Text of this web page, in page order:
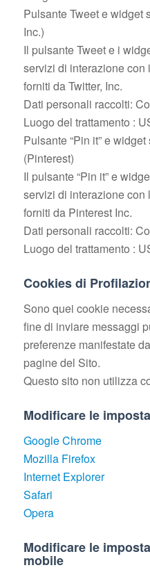
Pulsante Tweet e widget
Inc.)
Il pulsante Tweet e i
servizi di interazione con
forniti da Twitter, Inc.
Dati personali raccolti:
Luogo del trattamento :
Pulsante “Pin it” e
(Pinterest)
Il pulsante “Pin it” e
servizi di interazione con
forniti da Pinterest Inc.
Dati personali raccolti:
Luogo del trattamento :
Cookies di
Sono quei cookie
fine di inviare messaggi
preferenze manifestate
pagine del Sito.
Questo sito non utilizza
Modificare le
Google Chrome
Mozilla Firefox
Internet Explorer
Safari
Opera
Modificare le
mobile